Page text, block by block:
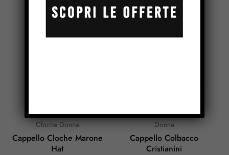
Cloche Donna
Cappello Cloche Marone
Hat
Donna
Cappello Colbacco
Cristianini